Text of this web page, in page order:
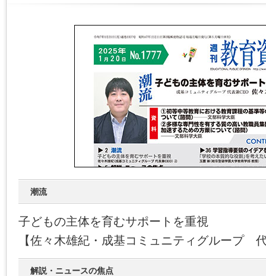
潮流
子どもの主体を育むサポートを重視
【佐々木雄紀・成基コミュニティグループ
解説・ニュースの焦点